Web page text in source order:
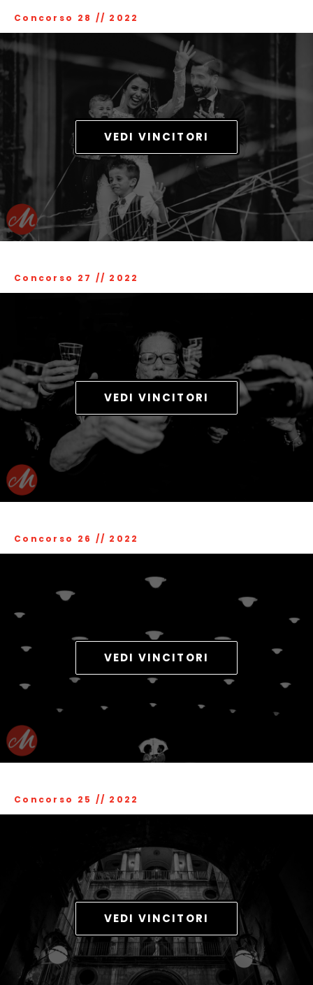
Concorso 28 // 2022
VEDI VINCITORI
Concorso 27 // 2022
VEDI VINCITORI
Concorso 26 // 2022
VEDI VINCITORI
Concorso 25 // 2022
VEDI VINCITORI